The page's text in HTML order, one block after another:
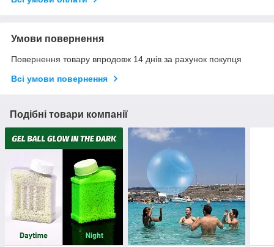
Умови повернення
Повернення товару впродовж 14 днів за рахунок покупця
Всі умови повернення
Подібні товари компанії